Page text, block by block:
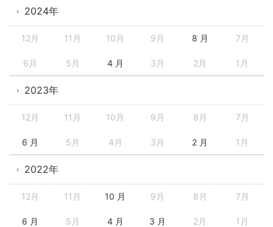
2024年
12月 11月 10月 9月 8 月 7月
6月 5月 4 月 3月 2月 1月
2023年
12月 11月 10月 9月 8月 7月
6 月 5月 4月 3月 2 月 1月
2022年
12月 11月 10 月 9月 8月 7月
6 月 5月 4 月 3 月 2月 1月